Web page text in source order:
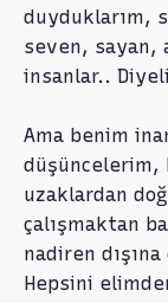
duyduklarım,
seven, sayan,
insanlar..
Ama benim
düşüncelerim,
uzaklardan
çalışmaktan
nadiren
Hepsini